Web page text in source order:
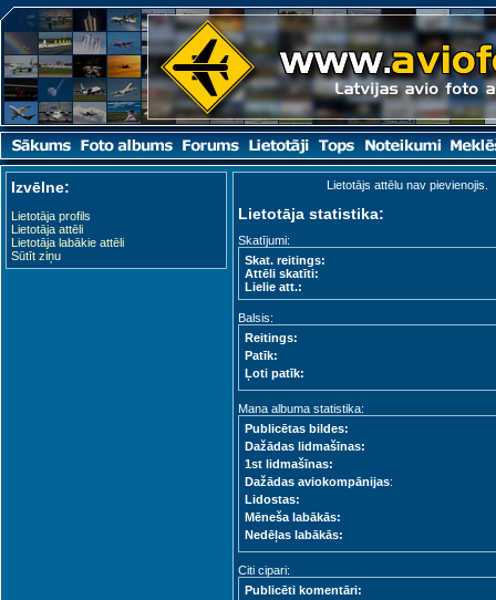
Izvēlne:
Lietotāja profils
Lietotāja attēli
Lietotāja labākie attēli
Sūtīt ziņu
Lietotājs attēlu nav pievienojis.
Lietotāja statistika:
Skatījumi:
Skat. reitings:
Attēli skatīti:
Lielie att.:
Balsis:
Reitings:
Patīk:
Ļoti patīk:
Mana albuma statistika:
Publicētas bildes:
Dažādas lidmašīnas:
1st lidmašīnas:
Dažādas aviokompānijas:
Lidostas:
Mēneša labākās:
Nedēļas labākās:
Citi cipari:
Publicēti komentāri: